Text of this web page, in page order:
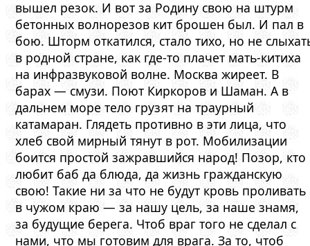
вышел резок. И вот за Родину свою на штурм
бетонных волнорезов кит брошен был. И пал в
бою. Шторм откатился, стало тихо, но не
в родной стране, как где-то плачет мать-китиха
на инфразвуковой волне. Москва жиреет. В
барах — смузи. Поют Киркоров и Шаман. А в
дальнем море тело грузят на траурный
катамаран. Глядеть противно в эти лица, что
хлеб свой мирный тянут в рот. Мобилизации
боится простой зажравшийся народ! Позор, кто
любит баб да блюда, да жизнь гражданскую
свою! Такие ни за что не будут кровь проливать
в чужом краю — за нашу цель, за наше знамя,
за будущие берега. Чтоб враг того не сделал с
нами, что мы готовим для врага. За то, чтоб